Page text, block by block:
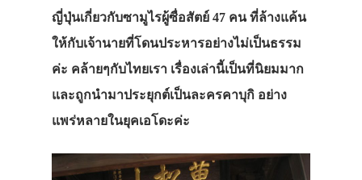
ญี่ปุ่นเกี่ยวกับซามูไรผู้ซื่อสัตย์ 47 คน ที่ล้างแค้น
ให้กับเจ้านายที่โดนประหารอย่างไม่เป็นธรรม
ค่ะ คล้ายๆกับไทยเรา เรื่องเล่านี้เป็นที่นิยมมาก
และถูกนำมาประยุกต์เป็นละครคาบุกิ อย่าง
แพร่หลายในยุคเอโดะค่ะ